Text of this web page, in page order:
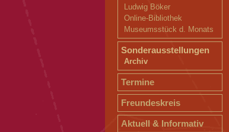
Ludwig Böker
Online-Bibliothek
Museumsstück d. Monats
Sonderausstellungen
Archiv
Termine
Freundeskreis
Aktuell & Informativ